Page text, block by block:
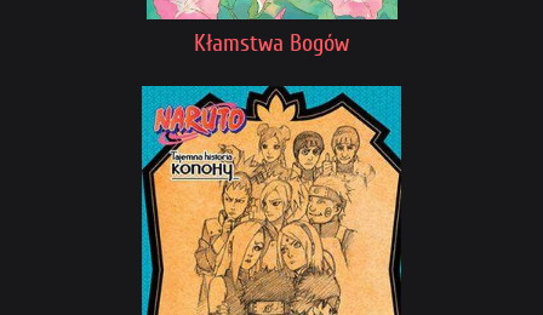
Kłamstwa Bogów